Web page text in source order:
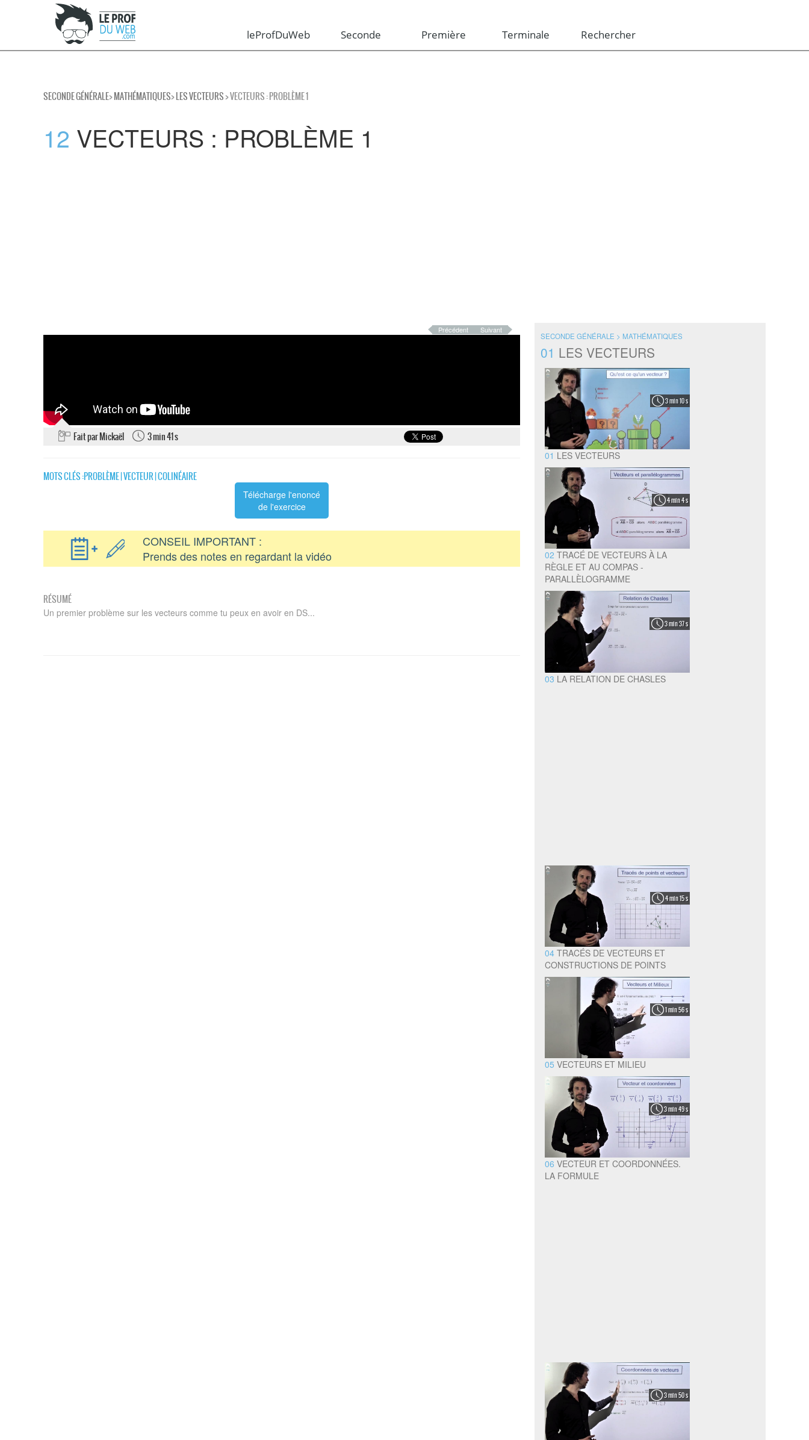
leProfDuWeb Seconde Première Terminale Rechercher
SECONDE GÉNÉRALE>MATHÉMATIQUES>LES VECTEURS> VECTEURS : PROBLÈME 1
12 VECTEURS : PROBLÈME 1
Précédent Suivant
Fait par Mickaël 3 min 41 s
MOTS CLÉS :PROBLÈME|VECTEUR|COLINÉAIRE
Télécharge l'enoncé
de l'exercice
CONSEIL IMPORTANT :
Prends des notes en regardant la vidéo
RÉSUMÉ
Un premier problème sur les vecteurs comme tu peux en avoir en DS...
SECONDE GÉNÉRALE > MATHÉMATIQUES
01 LES VECTEURS
3 min 10 s
01 LES VECTEURS
4 min 4 s
02TRACÉ DE VECTEURS À LA
RÈGLE ET AU COMPAS -
PARALLÈLOGRAMME
3 min 37 s
03 LA RELATION DE CHASLES
4 min 15 s
04TRACÉS DE VECTEURS ET
CONSTRUCTIONS DE POINTS
1 min 56 s
05VECTEURS ET MILIEU
3 min 49 s
06VECTEUR ET COORDONNÉES.
LA FORMULE
3 min 50 s